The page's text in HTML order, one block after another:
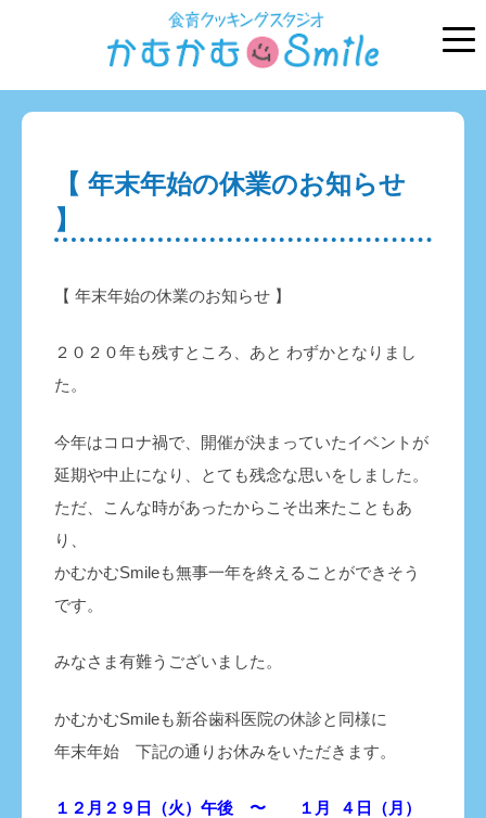
【 年末年始の休業のお知らせ
】
【 年末年始の休業のお知らせ 】
２０２０年も残すところ、あと わずかとなりまし
た。
今年はコロナ禍で、開催が決まっていたイベントが
延期や中止になり、とても残念な思いをしました。
ただ、こんな時があったからこそ出来たこともあ
り、
かむかむSmileも無事一年を終えることができそう
です。
みなさま有難うございました。
かむかむSmileも新谷歯科医院の休診と同様に
年末年始 下記の通りお休みをいただきます。
１２月２９日（火）午後 〜 １月 ４日（月）